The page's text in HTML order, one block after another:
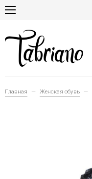
Главная Женская обувь